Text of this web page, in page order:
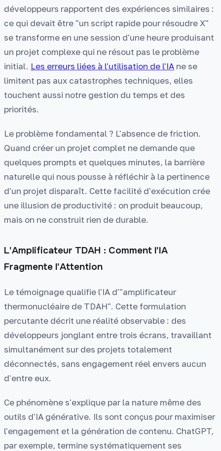
développeurs rapportent des expériences similaires :
ce qui devait être "un script rapide pour résoudre X"
se transforme en une session d'une heure produisant
un projet complexe qui ne résout pas le problème
initial. Les erreurs liées à l'utilisation de l'IA ne se
limitent pas aux catastrophes techniques, elles
touchent aussi notre gestion du temps et des
priorités.
Le problème fondamental ? L'absence de friction.
Quand créer un projet complet ne demande que
quelques prompts et quelques minutes, la barrière
naturelle qui nous pousse à réfléchir à la pertinence
d'un projet disparaît. Cette facilité d'exécution crée
une illusion de productivité : on produit beaucoup,
mais on ne construit rien de durable.
L'Amplificateur TDAH : Comment l'IA
Fragmente l'Attention
Le témoignage qualifie l'IA d'"amplificateur
thermonucléaire de TDAH". Cette formulation
percutante décrit une réalité observable : des
développeurs jonglant entre trois écrans, travaillant
simultanément sur des projets totalement
déconnectés, sans engagement réel envers aucun
d'entre eux.
Ce phénomène s'explique par la nature même des
outils d'IA générative. Ils sont conçus pour maximiser
l'engagement et la génération de contenu. ChatGPT,
par exemple, termine systématiquement ses